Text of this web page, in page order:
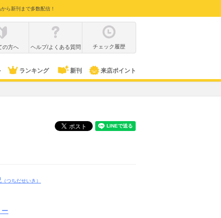
ら新刊まで多数配信！
の方へ ヘルプ/よくある質問 チェック履歴
ランキング 新刊 来店ポイント
（つちだせいき）